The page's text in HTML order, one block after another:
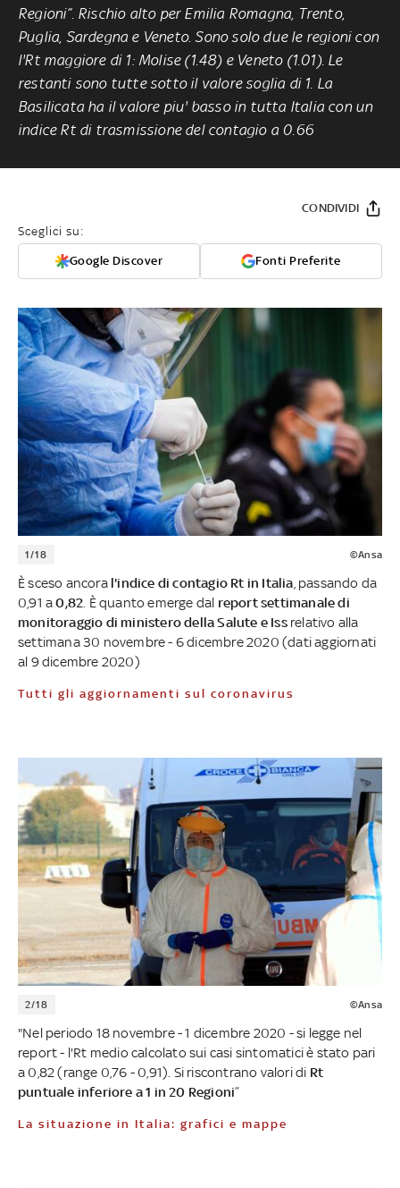
Regioni”. Rischio alto per Emilia Romagna, Trento,
Puglia, Sardegna e Veneto. Sono solo due le regioni con
l'Rt maggiore di 1: Molise (1.48) e Veneto (1.01). Le
restanti sono tutte sotto il valore soglia di 1. La
Basilicata ha il valore piu' basso in tutta Italia con un
indice Rt di trasmissione del contagio a 0.66
Sceglici su:
Google Discover Fonti Preferite
CONDIVIDI
1/18 ©Ansa
È sceso ancora l'indice di contagio Rt in Italia , passando da
0,91 a0,82 . È quanto emerge dal report settimanale di
monitoraggio di ministero della Salute e Iss relativo alla
settimana 30 novembre - 6 dicembre 2020 (dati aggiornati
al 9 dicembre 2020)
Tutti gli aggiornamenti sul coronavirus
2/18 ©Ansa
"Nel periodo 18 novembre - 1 dicembre 2020 - si legge nel
report - l'Rt medio calcolato sui casi sintomatici è stato pari
a 0,82 (range 0,76 - 0,91). Si riscontrano valori di Rt
puntuale inferiore a 1 in 20 Regioni”
La situazione in Italia: grafici e mappe